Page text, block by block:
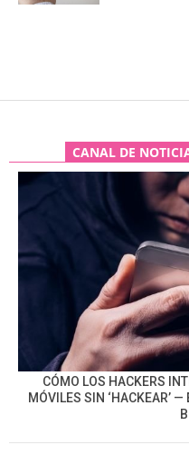
CANAL DE
CÓMO LOS HACKERS
MÓVILES SIN ‘HACKEAR’ —